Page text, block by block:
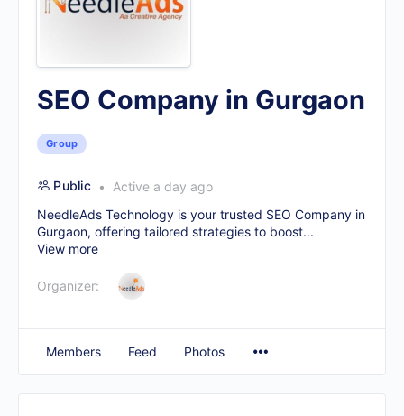
SEO Company in Gurgaon
Group
Public
Active a day ago
NeedleAds Technology is your trusted SEO Company in
Gurgaon, offering tailored strategies to boost...
View more
Organizer:
Members Feed Photos